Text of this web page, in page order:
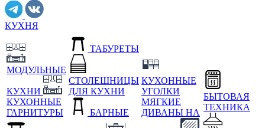
КУХНЯ
МОДУЛЬНЫЕ
КУХНИ
КУХОННЫЕ
ГАРНИТУРЫ
ТАБУРЕТЫ
СТОЛЕШНИЦЫ
ДЛЯ КУХНИ
БАРНЫЕ
КУХОННЫЕ
УГОЛКИ
МЯГКИЕ
ДИВАНЫ НА
БЫТОВАЯ
ТЕХНИКА